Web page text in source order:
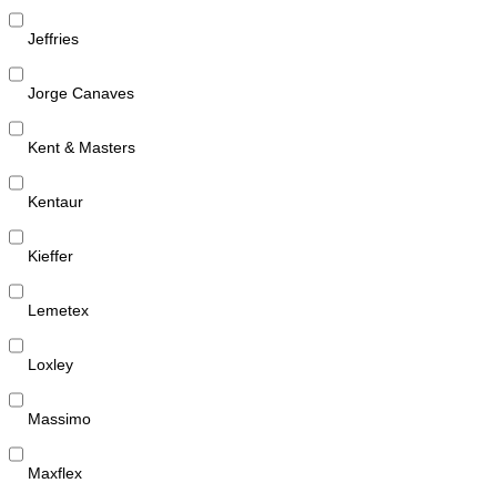
Jeffries
Jorge Canaves
Kent & Masters
Kentaur
Kieffer
Lemetex
Loxley
Massimo
Maxflex